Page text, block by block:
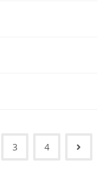
3 4